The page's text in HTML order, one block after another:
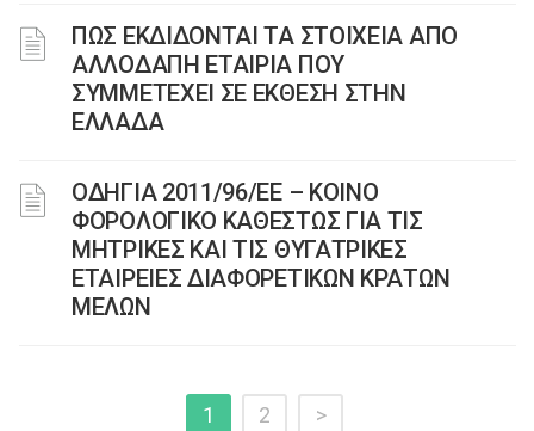
ΠΩΣ ΕΚΔΙΔΟΝΤΑΙ ΤΑ ΣΤΟΙΧΕΙΑ ΑΠΟ
ΑΛΛΟΔΑΠΗ ΕΤΑΙΡΙΑ ΠΟΥ
ΣΥΜΜΕΤΕΧΕΙ ΣΕ ΕΚΘΕΣΗ ΣΤΗΝ
ΕΛΛΑΔΑ
ΟΔΗΓΙΑ 2011/96/ΕΕ – ΚΟΙΝΟ
ΦΟΡΟΛΟΓΙΚΟ ΚΑΘΕΣΤΩΣ ΓΙΑ ΤΙΣ
ΜΗΤΡΙΚΕΣ ΚΑΙ ΤΙΣ ΘΥΓΑΤΡΙΚΕΣ
ΕΤΑΙΡΕΙΕΣ ΔΙΑΦΟΡΕΤΙΚΩΝ ΚΡΑΤΩΝ
ΜΕΛΩΝ
1 2 >